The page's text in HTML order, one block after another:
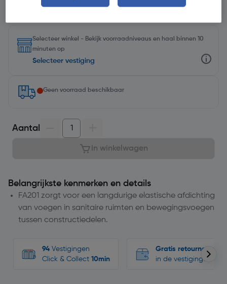
Selecteer winkel - Bekijk voorraadniveaus en haal binnen 10
minuten op
Selecteer vestiging
Geen voorraad beschikbaar
Aantal
In winkelwagen
Belangrijkste kenmerken en details
FA201 zorgt voor een langdurige elastische afdichting
van voegen in sanitaire ruimten en bewegingsvoegen
tussen constructiedelen.
94 Vestigingen
Click & Collect 10min
Gratis retourneren
in de vestigingen